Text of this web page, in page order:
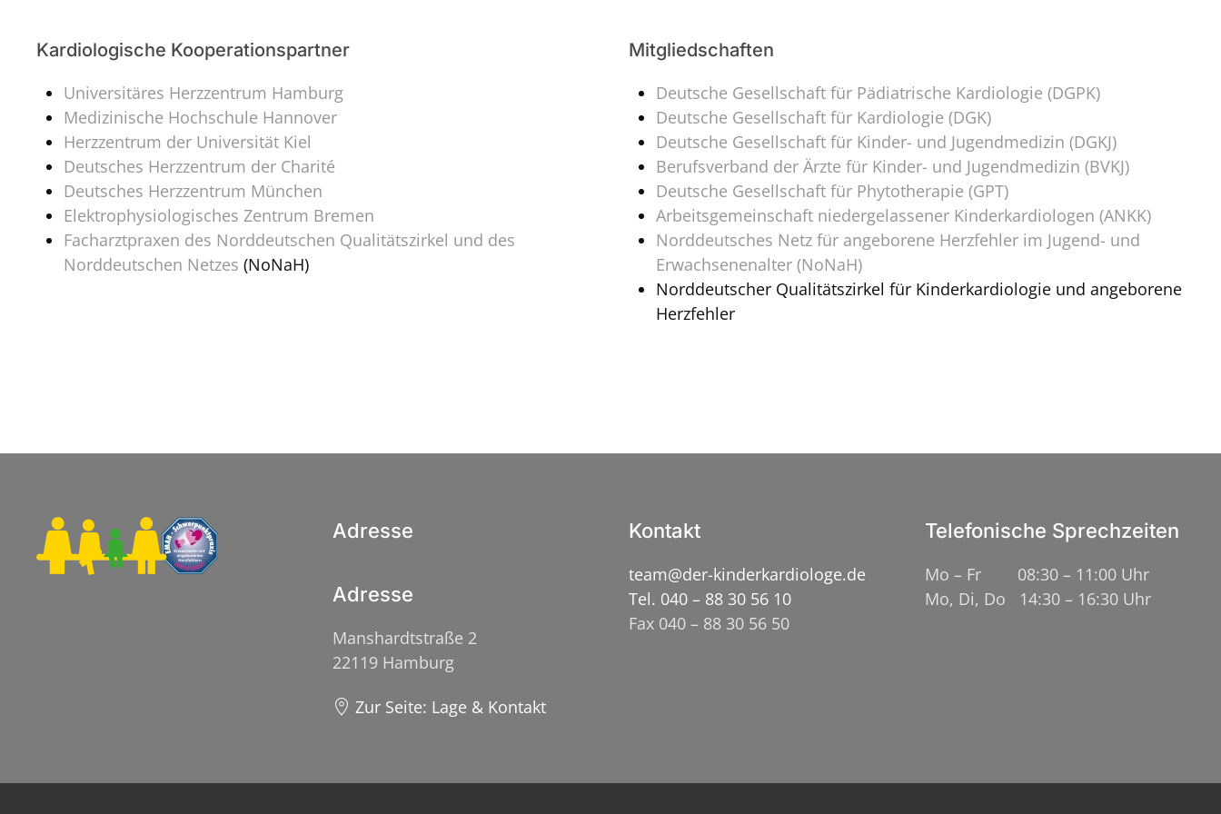
Kardiologische Kooperationspartner
Universitäres Herzzentrum Hamburg
Medizinische Hochschule Hannover
Herzzentrum der Universität Kiel
Deutsches Herzzentrum der Charité
Deutsches Herzzentrum München
Elektrophysiologisches Zentrum Bremen
Facharztpraxen des Norddeutschen Qualitätszirkel und des
Norddeutschen Netzes (NoNaH)
Mitgliedschaften
Deutsche Gesellschaft für Pädiatrische Kardiologie (DGPK)
Deutsche Gesellschaft für Kardiologie (DGK)
Deutsche Gesellschaft für Kinder- und Jugendmedizin (DGKJ)
Berufsverband der Ärzte für Kinder- und Jugendmedizin (BVKJ)
Deutsche Gesellschaft für Phytotherapie (GPT)
Arbeitsgemeinschaft niedergelassener Kinderkardiologen (ANKK)
Norddeutsches Netz für angeborene Herzfehler im Jugend- und
Erwachsenenalter (NoNaH)
Norddeutscher Qualitätszirkel für Kinderkardiologie und angeborene
Herzfehler
Adresse
Adresse
Manshardtstraße 2
22119 Hamburg
Zur Seite: Lage & Kontakt
Kontakt
team@der-kinderkardiologe.de
Tel. 040 – 88 30 56 10
Fax 040 – 88 30 56 50
Telefonische Sprechzeiten
Mo – Fr 08:30 – 11:00 Uhr
Mo, Di, Do 14:30 – 16:30 Uhr